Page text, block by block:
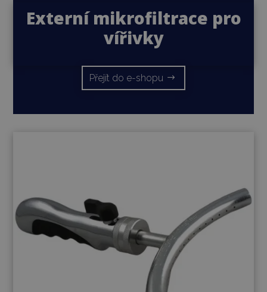
Externí mikrofiltrace pro
vířivky
Přejít do e-shopu